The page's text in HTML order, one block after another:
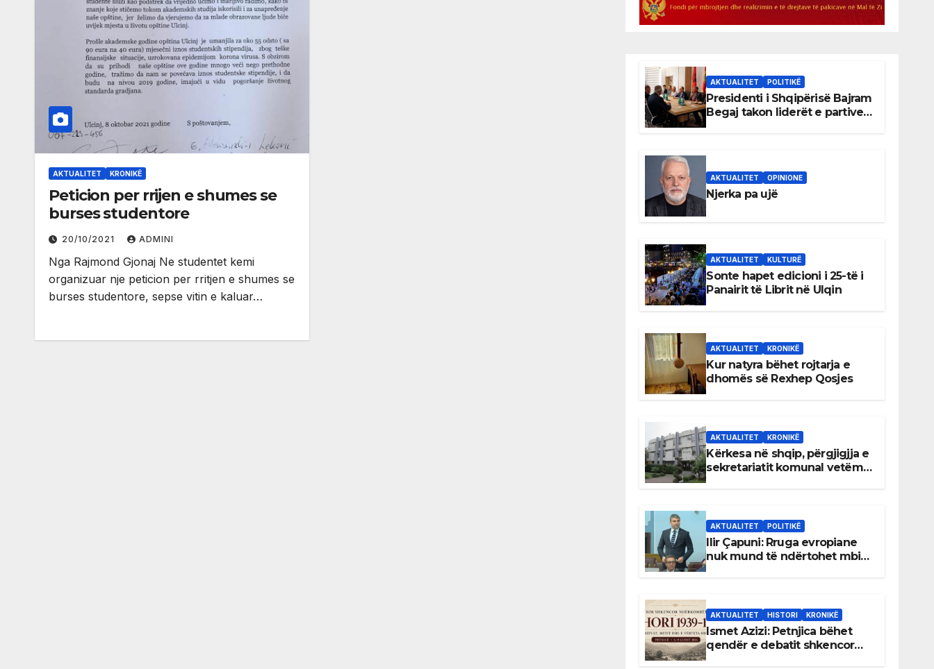
AKTUALITET KRONIKË
Peticion per rrijen e shumes se
burses studentore
20/10/2021 ADMINI
Nga Rajmond Gjonaj Ne studentet kemi
organizuar nje peticion per rritjen e shumes se
burses studentore, sepse vitin e kaluar…
AKTUALITET POLITIKË
Presidenti i Shqipërisë Bajram
Begaj takon liderët e partive
AKTUALITET OPINIONE
Njerka pa ujë
AKTUALITET KULTURË
Sonte hapet edicioni i 25-të i
Panairit të Librit në Ulqin
AKTUALITET KRONIKË
Kur natyra bëhet rojtarja e
dhomës së Rexhep Qosjes
AKTUALITET KRONIKË
Kërkesa në shqip, përgjigjja e
sekretariatit komunal vetëm
AKTUALITET POLITIKË
Ilir Çapuni: Rruga evropiane
nuk mund të ndërtohet mbi
AKTUALITET HISTORI KRONIKË
Ismet Azizi: Petnjica bëhet
qendër e debatit shkencor